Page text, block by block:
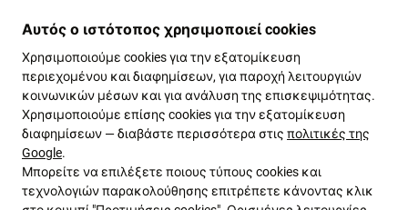
Αυτός ο ιστότοπος χρησιμοποιεί cookies
Χρησιμοποιούμε cookies για την εξατομίκευση
περιεχομένου και διαφημίσεων, για παροχή λειτουργιών
κοινωνικών μέσων και για ανάλυση της επισκεψιμότητας.
Χρησιμοποιούμε επίσης cookies για την εξατομίκευση
διαφημίσεων — διαβάστε περισσότερα στις πολιτικές της
Google.
Μπορείτε να επιλέξετε ποιους τύπους cookies και
τεχνολογιών παρακολούθησης επιτρέπετε κάνοντας κλικ